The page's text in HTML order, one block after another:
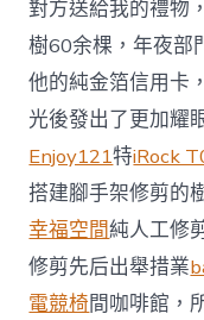
對方送給我的禮物
樹60余棵，年夜部
他的純金箔信用卡
光後發出了更加耀
Enjoy121特iRock
搭建腳手架修剪的
幸福空間純人工修
修剪先后出舉措業
電競椅間咖啡館，